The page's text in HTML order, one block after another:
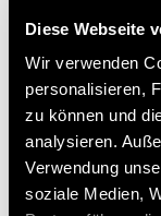
Diese Webseite
Wir verwenden
personalisieren,
zu können und
analysieren.
Verwendung
soziale Medien,
eine Vielzahl
Das
Antennen eine
Komponenten,